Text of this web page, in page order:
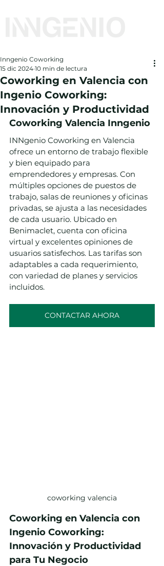
Coworking en Valencia con
Ingenio Coworking:
Innovación y Productividad
Inngenio Coworking
15 dic 2024 10 min de lectura
Coworking Valencia Inngenio
INNgenio Coworking en Valencia
ofrece un entorno de trabajo flexible
y bien equipado para
emprendedores y empresas. Con
múltiples opciones de puestos de
trabajo, salas de reuniones y oficinas
privadas, se ajusta a las necesidades
de cada usuario. Ubicado en
Benimaclet, cuenta con oficina
virtual y excelentes opiniones de
usuarios satisfechos. Las tarifas son
adaptables a cada requerimiento,
con variedad de planes y servicios
incluidos.
CONTACTAR AHORA
coworking valencia
Coworking en Valencia con
Ingenio Coworking:
Innovación y Productividad
para Tu Negocio